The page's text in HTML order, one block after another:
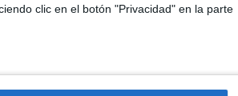
clic en el botón "Privacidad" en la parte